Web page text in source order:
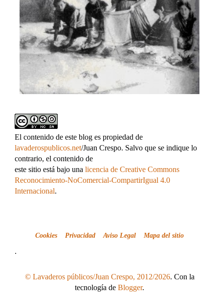
El contenido de este blog es propiedad de
lavaderospublicos.net/Juan Crespo. Salvo que se indique lo
contrario, el contenido de
este sitio está bajo una licencia de Creative Commons
Reconocimiento-NoComercial-CompartirIgual 4.0
Internacional.
Cookies Privacidad Aviso Legal Mapa del sitio
.
© Lavaderos públicos/Juan Crespo, 2012/2026. Con la
tecnología de Blogger.